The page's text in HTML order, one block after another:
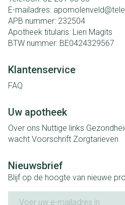
E-mailadres: apomolenveld@
APB nummer: 232504
Apotheek titularis: Lien Magits
BTW nummer: BE0424329567
Klantenservice
FAQ
Uw apotheek
Over ons Nuttige links
wacht Voorschrift Zorgtarieven
Nieuwsbrief
Blijf op de hoogte van nieuwe